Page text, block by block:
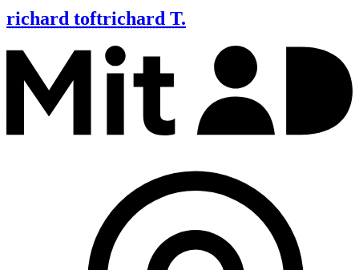
richard toftrichard T.